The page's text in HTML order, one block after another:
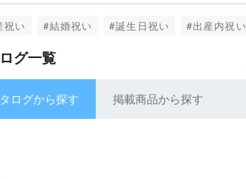
祝い #結婚祝い #誕生日祝い #出産内祝い
グ一覧
ログから探す 掲載商品から探す